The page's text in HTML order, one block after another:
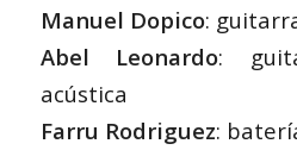
Manuel Dopico:
Abel Leonardo:
acústica
Farru Rodriguez: